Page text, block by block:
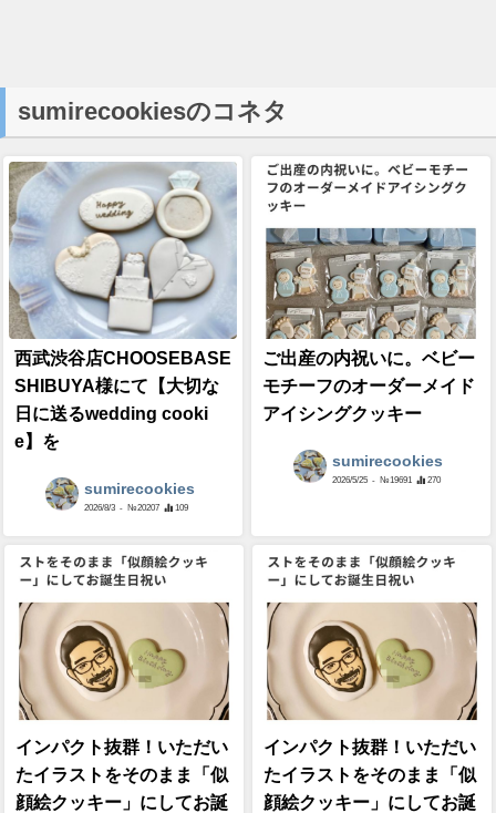
sumirecookiesのコネタ
西武渋谷店CHOOSEBASE
SHIBUYA様にて【大切な
日に送るwedding cooki
e】を
sumirecookies
2026/8/3 - №20207 109
ご出産の内祝いに。ベビー
モチーフのオーダーメイド
アイシングクッキー
sumirecookies
2026/5/25 - №19691 270
インパクト抜群！いただい
たイラストをそのまま「似
顔絵クッキー」にしてお誕
インパクト抜群！いただい
たイラストをそのまま「似
顔絵クッキー」にしてお誕